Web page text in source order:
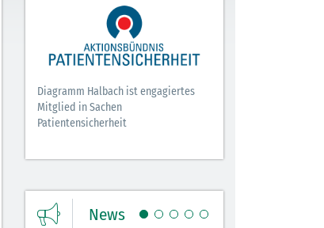
Diagramm Halbach ist engagiertes
Mitglied in Sachen
Patientensicherheit
News